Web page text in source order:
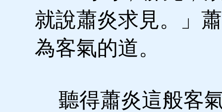
就說蕭炎求見。」
為客氣的道。
聽得蕭炎這般客